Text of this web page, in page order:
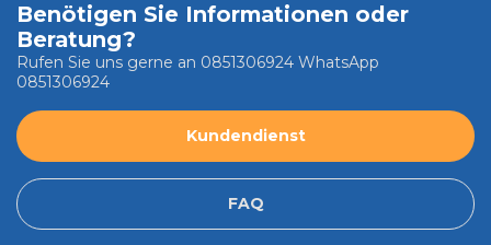
Benötigen Sie Informationen oder
Beratung?
Rufen Sie uns gerne an 0851306924 WhatsApp
0851306924
Kundendienst
FAQ